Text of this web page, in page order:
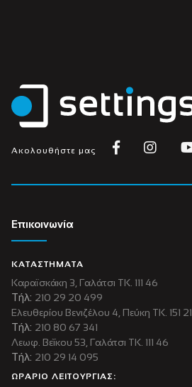
Ακολουθήστε μας
Επικοινωνία
ΚΑΤΑΣΤΗΜΑΤΑ
Καραϊσκάκη 3, Γαλάτσι ΤΚ. 111 46
Τήλ: 210 29 20 499
Ελευθερίου Βενιζέλου 4, Πεύκη ΤΚ. 151 21
Τήλ: 210 80 67 341
Λεωφ. Βεΐκου 53, Γαλάτσι ΤΚ. 111 46
Τήλ: 210 29 14 095
ΩΡΑΡΙΟ ΛΕΙΤΟΥΡΓΙΑΣ: